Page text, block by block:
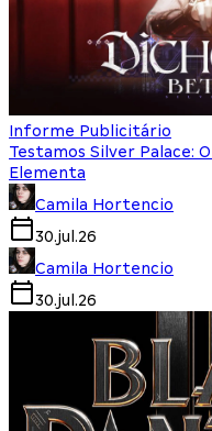
Informe Publicitário
Testamos Silver Palace:
Elementa
Camila Hortencio
30.jul.26
Camila Hortencio
30.jul.26